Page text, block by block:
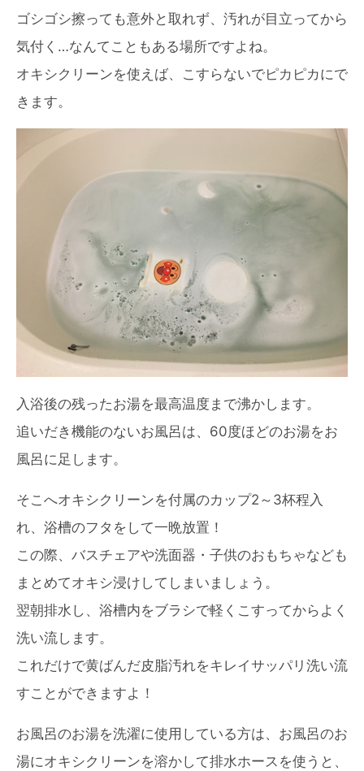
ゴシゴシ擦っても意外と取れず、汚れが目立ってから
気付く…なんてこともある場所ですよね。
オキシクリーンを使えば、こすらないでピカピカにで
きます。
入浴後の残ったお湯を最高温度まで沸かします。
追いだき機能のないお風呂は、60度ほどのお湯をお
風呂に足します。
そこへオキシクリーンを付属のカップ2～3杯程入
れ、浴槽のフタをして一晩放置！
この際、バスチェアや洗面器・子供のおもちゃなども
まとめてオキシ浸けしてしまいましょう。
翌朝排水し、浴槽内をブラシで軽くこすってからよく
洗い流します。
これだけで黄ばんだ皮脂汚れをキレイサッパリ洗い流
すことができますよ！
お風呂のお湯を洗濯に使用している方は、お風呂のお
湯にオキシクリーンを溶かして排水ホースを使うと、